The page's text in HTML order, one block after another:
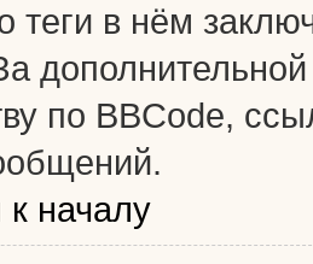
теги в нём
по BBCode,
к началу